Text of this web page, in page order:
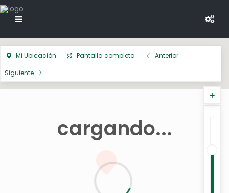
cargando...
Mi Ubicación Pantalla completa
Anterior
Siguiente